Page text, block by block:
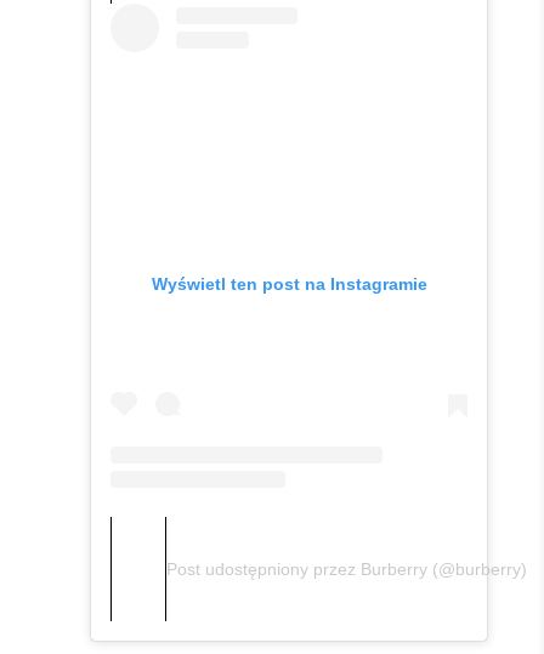
Wyświetl ten post na Instagramie
Post udostępniony przez Burberry (@burberry)